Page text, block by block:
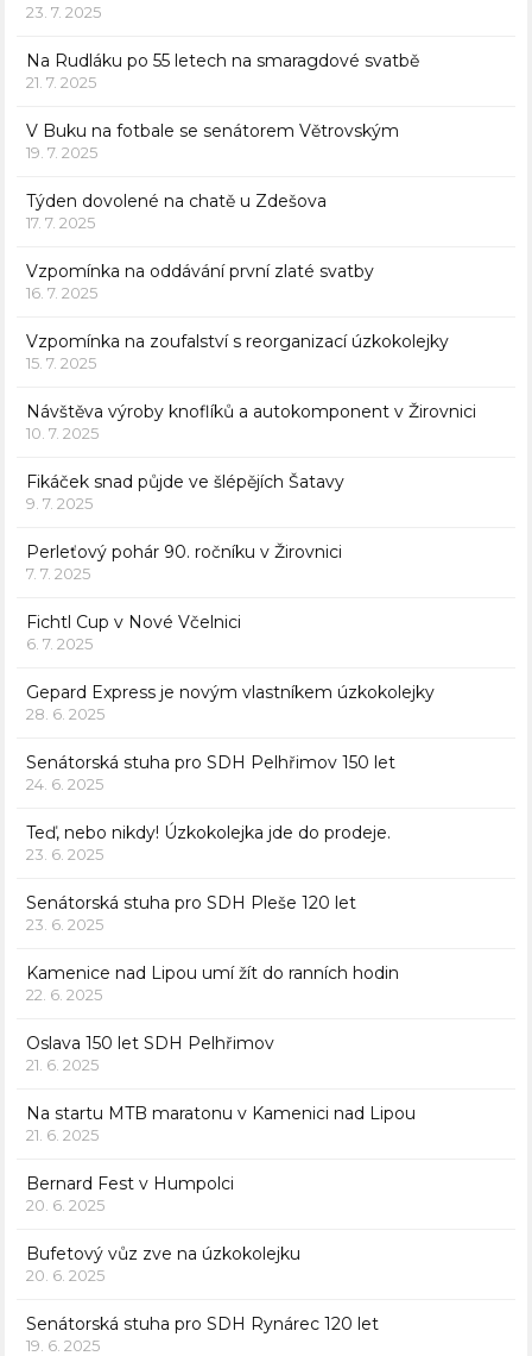
23. 7. 2025
Na Rudláku po 55 letech na smaragdové svatbě
21. 7. 2025
V Buku na fotbale se senátorem Větrovským
19. 7. 2025
Týden dovolené na chatě u Zdešova
17. 7. 2025
Vzpomínka na oddávání první zlaté svatby
16. 7. 2025
Vzpomínka na zoufalství s reorganizací úzkokolejky
15. 7. 2025
Návštěva výroby knoflíků a autokomponent v Žirovnici
10. 7. 2025
Fikáček snad půjde ve šlépějích Šatavy
9. 7. 2025
Perleťový pohár 90. ročníku v Žirovnici
7. 7. 2025
Fichtl Cup v Nové Včelnici
6. 7. 2025
Gepard Express je novým vlastníkem úzkokolejky
28. 6. 2025
Senátorská stuha pro SDH Pelhřimov 150 let
24. 6. 2025
Teď, nebo nikdy! Úzkokolejka jde do prodeje.
23. 6. 2025
Senátorská stuha pro SDH Pleše 120 let
23. 6. 2025
Kamenice nad Lipou umí žít do ranních hodin
22. 6. 2025
Oslava 150 let SDH Pelhřimov
21. 6. 2025
Na startu MTB maratonu v Kamenici nad Lipou
21. 6. 2025
Bernard Fest v Humpolci
20. 6. 2025
Bufetový vůz zve na úzkokolejku
20. 6. 2025
Senátorská stuha pro SDH Rynárec 120 let
19. 6. 2025